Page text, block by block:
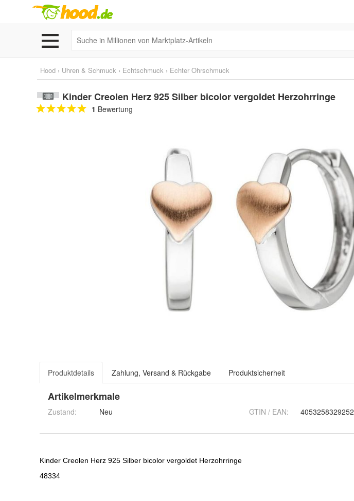
Hood › Uhren & Schmuck › Echtschmuck › Echter Ohrschmuck
Kinder Creolen Herz 925 Silber bicolor vergoldet Herzohrringe
1 Bewertung
Produktdetails Zahlung, Versand & Rückgabe Produktsicherheit
Artikelmerkmale
Zustand: Neu GTIN / EAN: 4053258329252